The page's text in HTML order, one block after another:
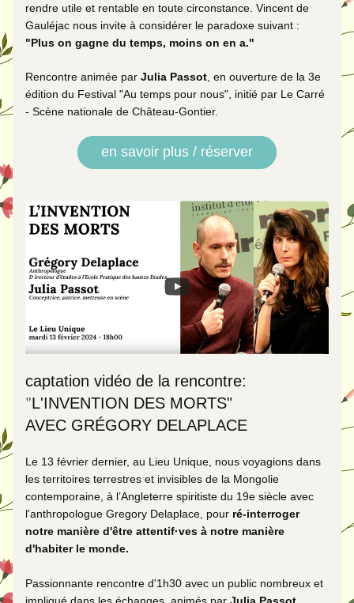
rendre utile et rentable en toute circonstance. Vincent de
"Plus on gagne du temps, moins on en a."
Rencontre animée par Julia Passot , en ouverture de la 3e
édition du Festival "Au temps pour nous", initié par Le Carré
- Scène nationale de Château-Gontier.
en savoir plus / réserver
captation vidéo de la rencontre:
"L'INVENTION DES MORTS"
AVEC GRÉGORY DELAPLACE
Le 13 février dernier, au Lieu Unique, nous voyagions dans
les territoires terrestres et invisibles de la Mongolie
contemporaine, à l’Angleterre spiritiste du 19e siècle avec
l'anthropologue Gregory Delaplace pour ré-interroger
notre manière d'être attentif·ves à notre manière
d'habiter le monde.
Passionnante rencontre d'1h30 avec un public nombreux et